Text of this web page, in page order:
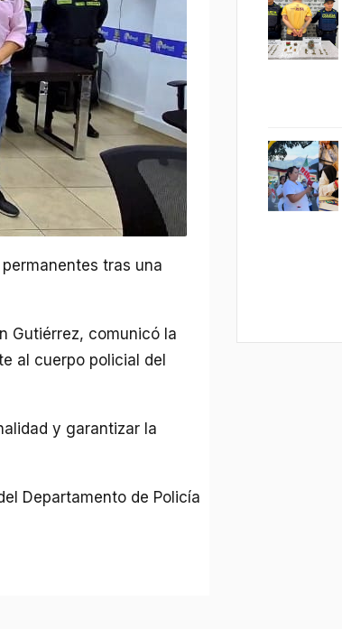
tras una
Gutiérrez, comunicó la
al cuerpo policial del
y garantizar la
Departamento de Policía